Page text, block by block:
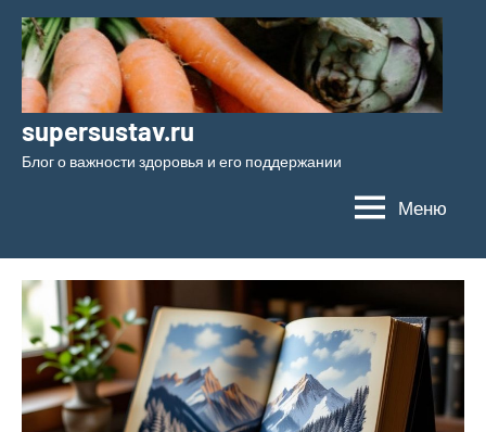
Перейти
содержимому
supersustav.ru
Блог о важности здоровья и его поддержании
Меню